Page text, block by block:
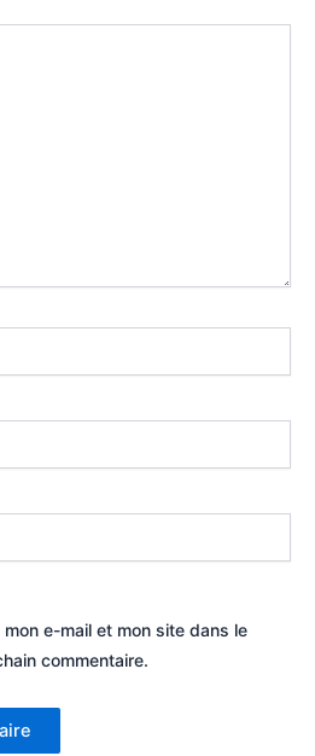
e-mail et mon site dans le
commentaire.